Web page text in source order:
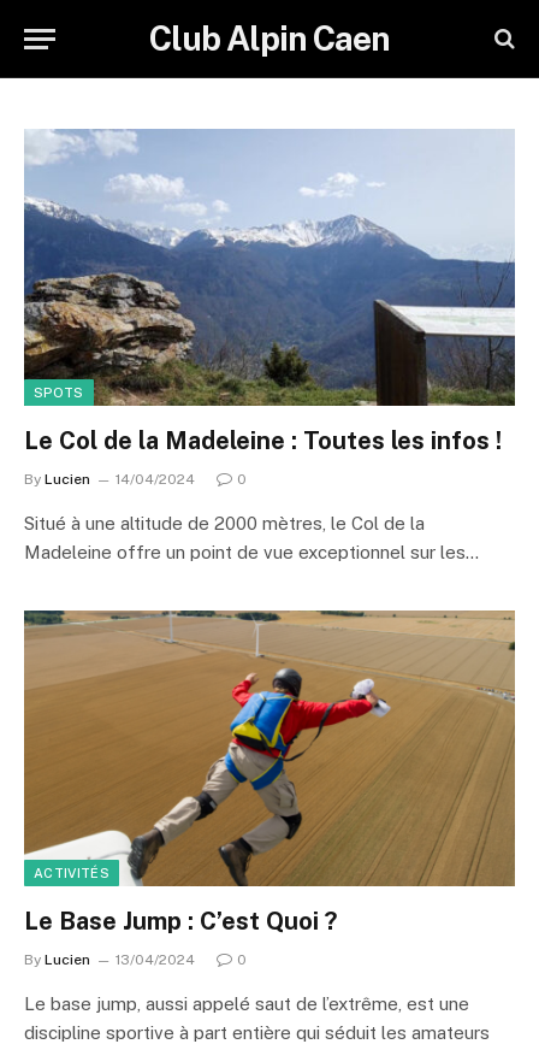
Club Alpin Caen
SPOTS
Le Col de la Madeleine : Toutes les infos !
By Lucien 14/04/2024 0
Situé à une altitude de 2000 mètres, le Col de la
Madeleine offre un point de vue exceptionnel sur les…
ACTIVITÉS
Le Base Jump : C’est Quoi ?
By Lucien 13/04/2024 0
Le base jump, aussi appelé saut de l’extrême, est une
discipline sportive à part entière qui séduit les amateurs